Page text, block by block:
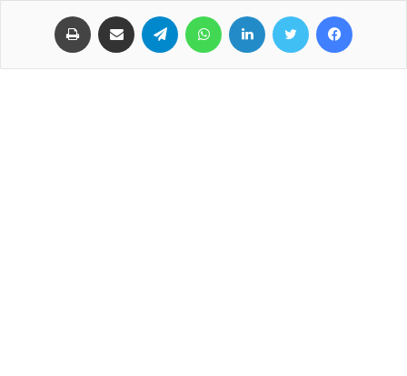
فيسبوك تويتر لينكدإن واتساب تيلقرام مشاركة عبر البريد